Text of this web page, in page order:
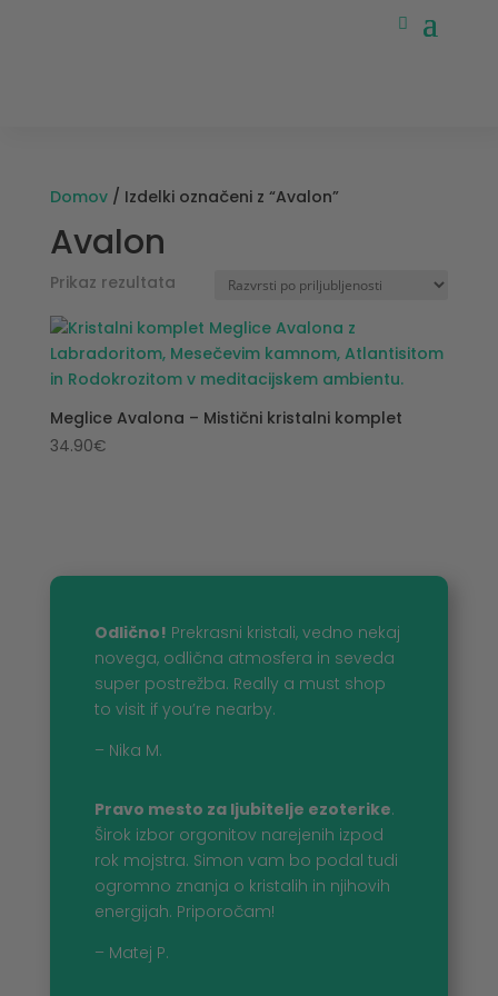
Domov/ Izdelki označeni z “Avalon”
Avalon
Prikaz rezultata
Meglice Avalona – Mistični kristalni komplet
34.90€
Odlično! Prekrasni kristali, vedno nekaj
novega, odlična atmosfera in seveda
super postrežba. Really a must shop
to visit if you’re nearby.
– Nika M.
Pravo mesto za ljubitelje ezoterike.
Širok izbor orgonitov narejenih izpod
rok mojstra. Simon vam bo podal tudi
ogromno znanja o kristalih in njihovih
energijah. Priporočam!
– Matej P.